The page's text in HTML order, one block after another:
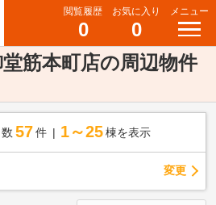
閲覧履歴
0
お気に入り
0
メニュー
筋本町店の周辺物件
57 件 1～25 棟を表示
変更